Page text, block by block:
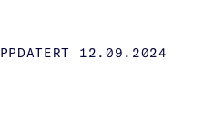
12.09.2024